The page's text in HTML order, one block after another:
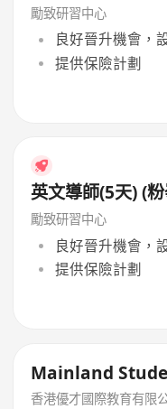
勵致研習中心
良好晉升機會，
提供保險計劃
英文導師(5天) (
勵致研習中心
良好晉升機會，
提供保險計劃
Mainland
香港優才國際教育有限